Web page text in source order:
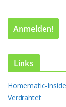
r
a
e
n
u
Links
Homematic-Inside
Verdrahtet